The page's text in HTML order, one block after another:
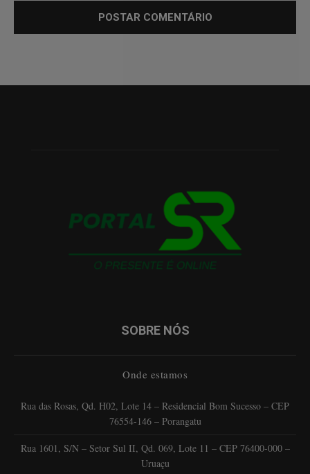
SOBRE NÓS
Onde estamos
Rua das Rosas, Qd. H02, Lote 14 – Residencial Bom Sucesso – CEP
76554-146 – Porangatu
Rua 1601, S/N – Setor Sul II, Qd. 069, Lote 11 – CEP 76400-000 –
Uruaçu